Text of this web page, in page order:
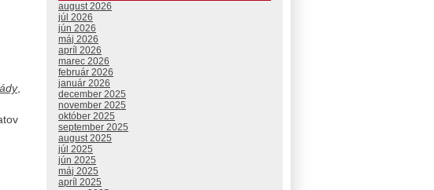
,
august 2026
júl 2026
jún 2026
máj 2026
apríl 2026
marec 2026
február 2026
január 2026
december 2025
november 2025
október 2025
september 2025
august 2025
júl 2025
jún 2025
máj 2025
apríl 2025